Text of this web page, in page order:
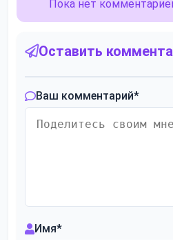
Пока нет
Оставить
Ваш комментарий*
Имя*